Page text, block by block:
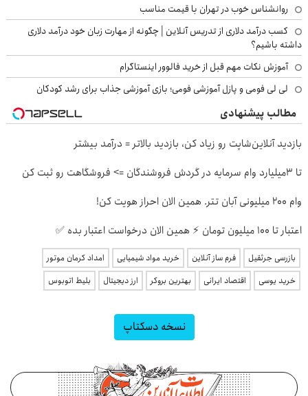
روانشناس خوب در تهران با قیمت مناسب
کسب درآمد دلاری از تدریس آنلاین | چگونه از مهارت زبان خود درآمد دلاری
داشته باشیم؟
آموزش نکات مهم قبل از خرید فالوور اینستاگرام
لی لی فومی و پازل آموزشی فومی؛ بازی آموزشی جذاب برای رشد کودکان
مطالب پیشنهادی
بازدید آنلاین‌شاپت رو زیاد کن، بازدید بالاتر = درآمد بیشتر
تا 3میلیارد وام سرمایه در گردش فروشندگان => فروشگاهت رو ثبت کن
وام 200 میلیونی آبان تتر. همین الان احراز هویت کن!
اعتبار تا ۱۰۰ میلیون تومان ⚡ همین الان درخواست اعتبار بده ✅
بازرسی جرثقیل فرم ساز آنلاین خرید مواد شیمیایی
امداد کرمان موتور
خرید یوسی
اقتصاد ایرانی بهترین بروکر ارز دیجیتال بلیط اتوبوس
نسخه دسکتاپ